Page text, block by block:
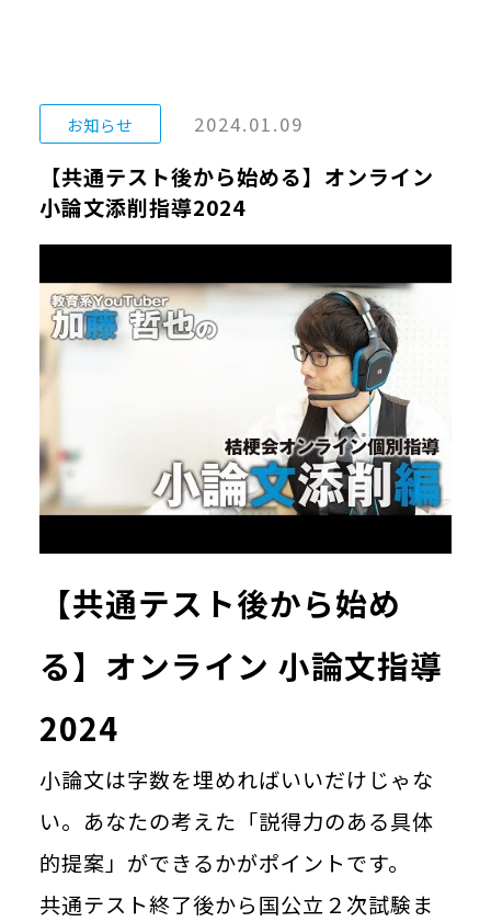
お知らせ 2024.01.09
【共通テスト後から始める】オンライン
小論文添削指導2024
【共通テスト後から始め
る】オンライン 小論文指導
2024
小論文は字数を埋めればいいだけじゃな
い。あなたの考えた「説得力のある具体
的提案」ができるかがポイントです。
共通テスト終了後から国公立２次試験ま